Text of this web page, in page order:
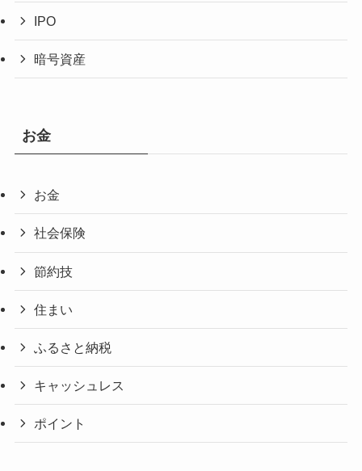
IPO
暗号資産
お金
お金
社会保険
節約技
住まい
ふるさと納税
キャッシュレス
ポイント